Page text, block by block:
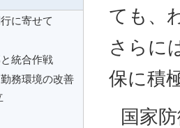
に寄せて
統合作戦
務環境の改善
ても、
さらに
保に積
国家